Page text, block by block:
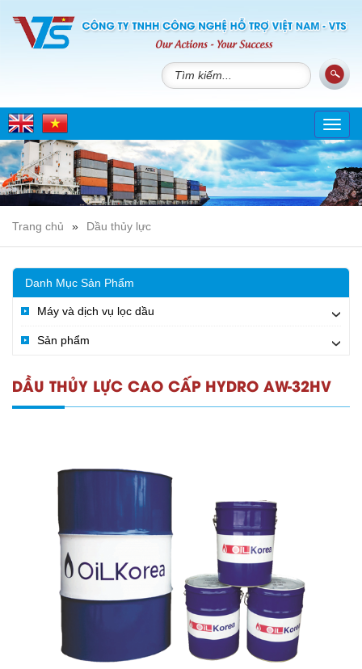
Trang chủ » Dầu thủy lực
Danh Mục Sản Phẩm
Máy và dịch vụ lọc dầu ›
Sản phẩm ›
DẦU THỦY LỰC CAO CẤP HYDRO AW-32HV